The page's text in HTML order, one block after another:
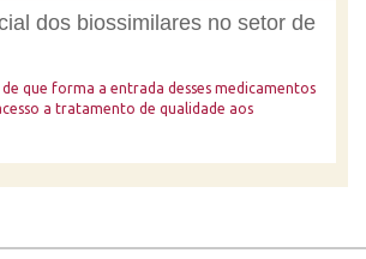
dos biossimilares no setor de
de que forma a entrada desses medicamentos
a tratamento de qualidade aos